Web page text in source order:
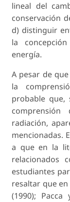
lineal del
conservación
d) distinguir
la
energía.
A pesar de
la
probable que,
radiación,
mencionadas.
a que en la
relacionados
estudiantes
resaltar que
(1990);